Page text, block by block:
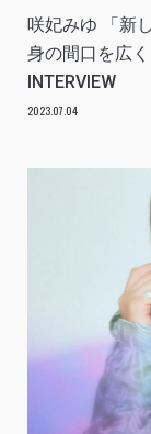
咲妃みゆ 「新
身の間口を広
INTERVIEW
2023.07.04